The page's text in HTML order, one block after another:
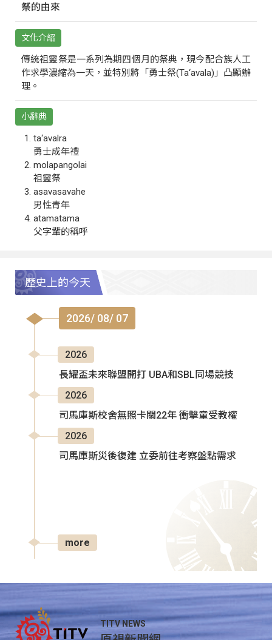
祭的由來
文化介紹
傳統祖靈祭是一系列為期四個月的祭典，現今配合族人工
作求學濃縮為一天，並特別將「勇士祭(Ta‘avala)」凸顯辦
理。
小辭典
ta‘avalra
勇士成年禮
molapangolai
祖靈祭
asavasavahe
男性青年
atamatama
父字輩的稱呼
歷史上的今天
2026/ 08/ 07
2026
長耀盃未來聯盟開打 UBA和SBL同場競技
2026
司馬庫斯校舍無照卡關22年 衝擊童受教權
2026
司馬庫斯災後復建 立委前往考察盤點需求
more
TITV NEWS